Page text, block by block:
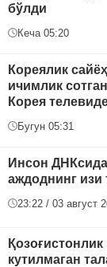
бўлди
Кеча 05:20
Кореялик
ичимлик
Корея
Бугун 05:31
Инсон
аждоднинг изи
23:22 / 03 август
кутилмаган